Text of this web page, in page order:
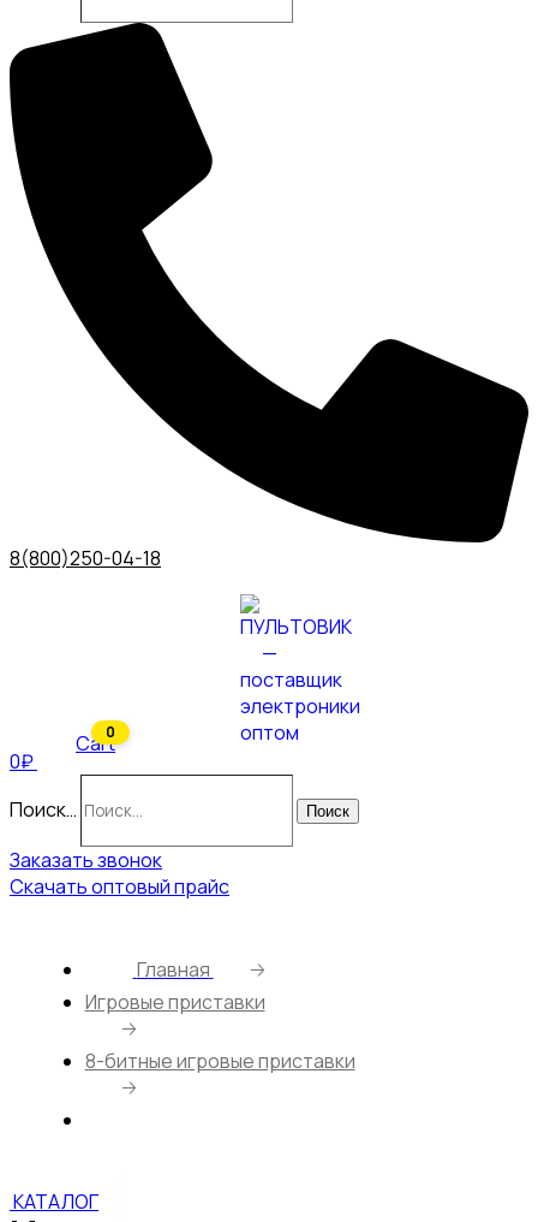
8(800)250-04-18
0₽
0
Cart
Поиск… Поиск
Заказать звонок
Скачать оптовый прайс
Главная
🡢
Игровые приставки
🡢
8-битные игровые приставки
🡢
КАТАЛОГ